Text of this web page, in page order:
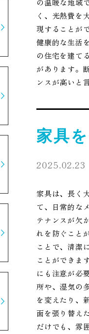
の温暖な地域
く、光熱費を
現することが
健康的な生活
の住宅を建て
があります。
ンスが高いと
家具
2025.02.23
家具は、長く
て、日常的な
テナンスが欠
れを防ぐこと
ことで、清潔
ことができま
にも注意が必
所や、湿気の
を変えたり、
面を張り替え
だけでも、雰